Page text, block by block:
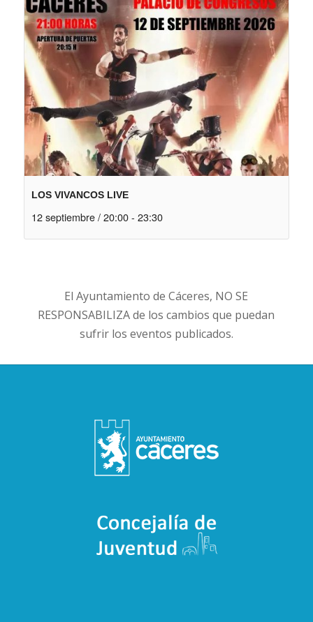
LOS VIVANCOS LIVE
12 septiembre / 20:00 - 23:30
El Ayuntamiento de Cáceres, NO SE
RESPONSABILIZA de los cambios que puedan
sufrir los eventos publicados.